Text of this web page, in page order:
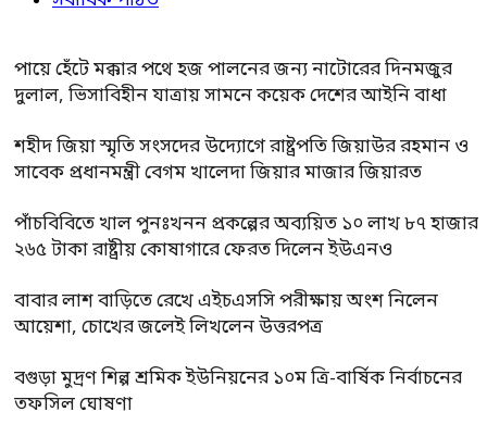
পায়ে হেঁটে মক্কার পথে হজ পালনের জন্য নাটোরের দিনমজুর
দুলাল, ভিসাবিহীন যাত্রায় সামনে কয়েক দেশের আইনি বাধা
শহীদ জিয়া স্মৃতি সংসদের উদ্যোগে রাষ্ট্রপতি জিয়াউর রহমান ও
সাবেক প্রধানমন্ত্রী বেগম খালেদা জিয়ার মাজার জিয়ারত
পাঁচবিবিতে খাল পুনঃখনন প্রকল্পের অব্যয়িত ১০ লাখ ৮৭ হাজার
২৬৫ টাকা রাষ্ট্রীয় কোষাগারে ফেরত দিলেন ইউএনও
বাবার লাশ বাড়িতে রেখে এইচএসসি পরীক্ষায় অংশ নিলেন
আয়েশা, চোখের জলেই লিখলেন উত্তরপত্র
বগুড়া মুদ্রণ শিল্প শ্রমিক ইউনিয়নের ১০ম ত্রি-বার্ষিক নির্বাচনের
তফসিল ঘোষণা